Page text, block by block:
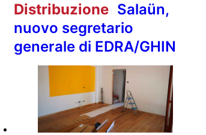
Distribuzione Salaün,
nuovo segretario
generale di EDRA/GHIN